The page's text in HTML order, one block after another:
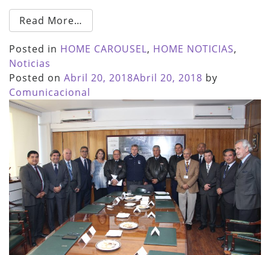
Read More…
Posted in HOME CAROUSEL, HOME NOTICIAS,
Noticias
Posted on Abril 20, 2018Abril 20, 2018 by
Comunicacional